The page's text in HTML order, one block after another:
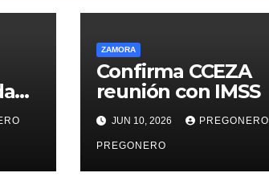
ZAMORA
Confirma CCEZA
reunión con IMSS
JUN 10, 2026 PREGONERO
PREGONERO